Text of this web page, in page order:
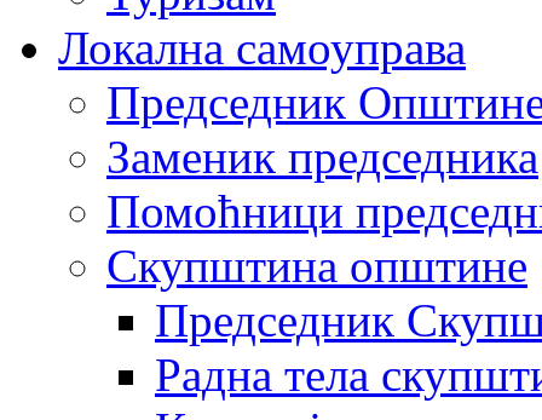
Локална самоуправа
Председник
Заменик председника
Помоћници
Скупштина општине
Председник
Радна тела